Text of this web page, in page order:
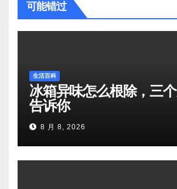
可能错过
生活百科
冰箱异味怎么根除，三
告诉你
8 月 8, 2026